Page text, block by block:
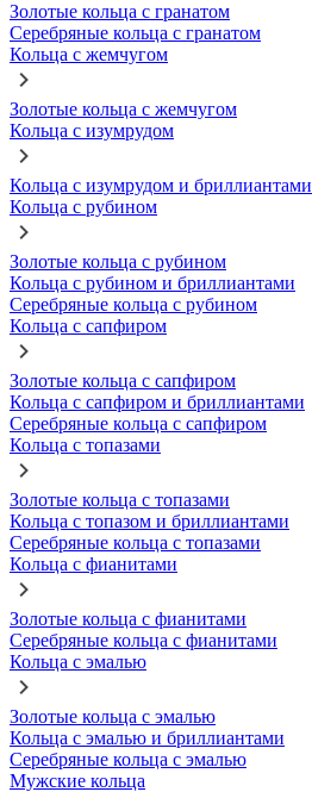
Золотые кольца с гранатом
Серебряные кольца с гранатом
Кольца с жемчугом
Золотые кольца с жемчугом
Кольца с изумрудом
Кольца с изумрудом и бриллиантами
Кольца с рубином
Золотые кольца с рубином
Кольца с рубином и бриллиантами
Серебряные кольца с рубином
Кольца с сапфиром
Золотые кольца с сапфиром
Кольца с сапфиром и бриллиантами
Серебряные кольца с сапфиром
Кольца с топазами
Золотые кольца с топазами
Кольца с топазом и бриллиантами
Серебряные кольца с топазами
Кольца с фианитами
Золотые кольца с фианитами
Серебряные кольца с фианитами
Кольца с эмалью
Золотые кольца с эмалью
Кольца с эмалью и бриллиантами
Серебряные кольца с эмалью
Мужские кольца